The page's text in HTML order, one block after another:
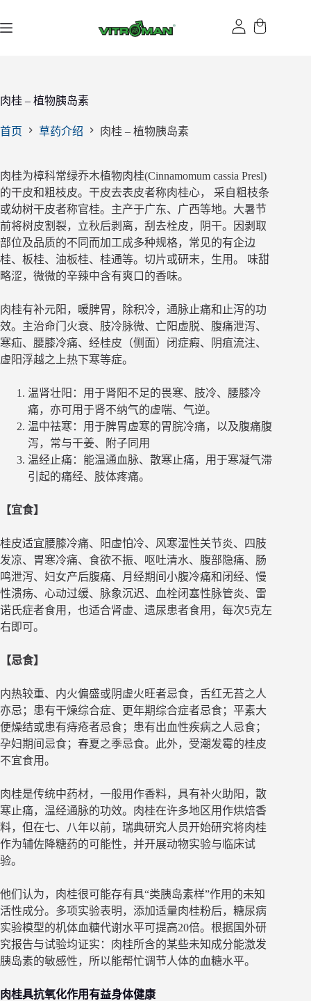
过
肉桂 – 植物胰岛素
首页 草药介绍 肉桂 – 植物胰岛素
肉桂为樟科常绿乔木植物肉桂(Cinnamomum cassia Presl)
的干皮和粗枝皮。干皮去表皮者称肉桂心， 采自粗枝条
或幼树干皮者称官桂。主产于广东、广西等地。大暑节
前将树皮割裂，立秋后剥离，刮去栓皮，阴干。因剥取
部位及品质的不同而加工成多种规格，常见的有企边
桂、板桂、油板桂、桂通等。切片或研末，生用。 味甜
略涩，微微的辛辣中含有爽口的香味。
肉桂有补元阳，暖脾胃，除积冷，通脉止痛和止泻的功
效。主治命门火衰、肢冷脉微、亡阳虚脱、腹痛泄泻、
寒疝、腰膝冷痛、经桂皮（侧面）闭症瘕、阴疽流注、
虚阳浮越之上热下寒等症。
温肾壮阳：用于肾阳不足的畏寒、肢冷、腰膝冷
痛，亦可用于肾不纳气的虚喘、气逆。
温中祛寒：用于脾胃虚寒的胃脘冷痛，以及腹痛腹
泻，常与干姜、附子同用
温经止痛：能温通血脉、散寒止痛，用于寒凝气滞
引起的痛经、肢体疼痛。
【宜食】
桂皮适宜腰膝冷痛、阳虚怕冷、风寒湿性关节炎、四肢
发凉、胃寒冷痛、食欲不振、呕吐清水、腹部隐痛、肠
鸣泄泻、妇女产后腹痛、月经期间小腹冷痛和闭经、慢
性溃疡、心动过缓、脉象沉迟、血栓闭塞性脉管炎、雷
诺氏症者食用，也适合肾虚、遗尿患者食用，每次5克左
右即可。
【忌食】
内热较重、内火偏盛或阴虚火旺者忌食，舌红无苔之人
亦忌；患有干燥综合症、更年期综合症者忌食；平素大
便燥结或患有痔疮者忌食；患有出血性疾病之人忌食；
孕妇期间忌食；春夏之季忌食。此外，受潮发霉的桂皮
不宜食用。
肉桂是传统中药材，一般用作香料，具有补火助阳，散
寒止痛，温经通脉的功效。肉桂在许多地区用作烘焙香
料，但在七、八年以前，瑞典研究人员开始研究将肉桂
作为辅佐降糖药的可能性，并开展动物实验与临床试
验。
他们认为，肉桂很可能存有具“类胰岛素样”作用的未知
活性成分。多项实验表明，添加适量肉桂粉后，糖尿病
实验模型的机体血糖代谢水平可提高20倍。根据国外研
究报告与试验均证实：肉桂所含的某些未知成分能激发
胰岛素的敏感性，所以能帮忙调节人体的血糖水平。
肉桂具抗氧化作用有益身体健康